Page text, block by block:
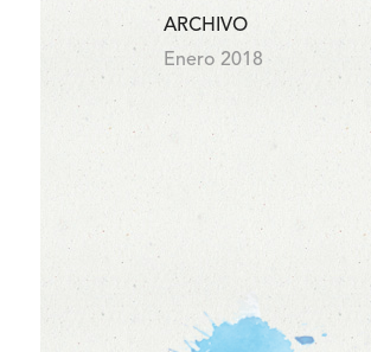
ARCHIVO
Enero 2018